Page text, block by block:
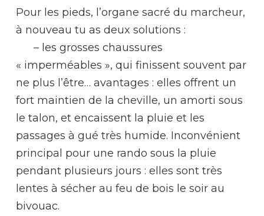
Pour les pieds, l’organe sacré du marcheur,
à nouveau tu as deux solutions :
– les grosses chaussures
« imperméables », qui finissent souvent par
ne plus l’être… avantages : elles offrent un
fort maintien de la cheville, un amorti sous
le talon, et encaissent la pluie et les
passages à gué très humide. Inconvénient
principal pour une rando sous la pluie
pendant plusieurs jours : elles sont très
lentes à sécher au feu de bois le soir au
bivouac.